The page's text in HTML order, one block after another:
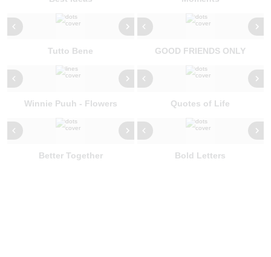
Tutto Bene GOOD FRIENDS ONLY
Winnie Puuh - Flowers Quotes of Life
Better Together Bold Letters